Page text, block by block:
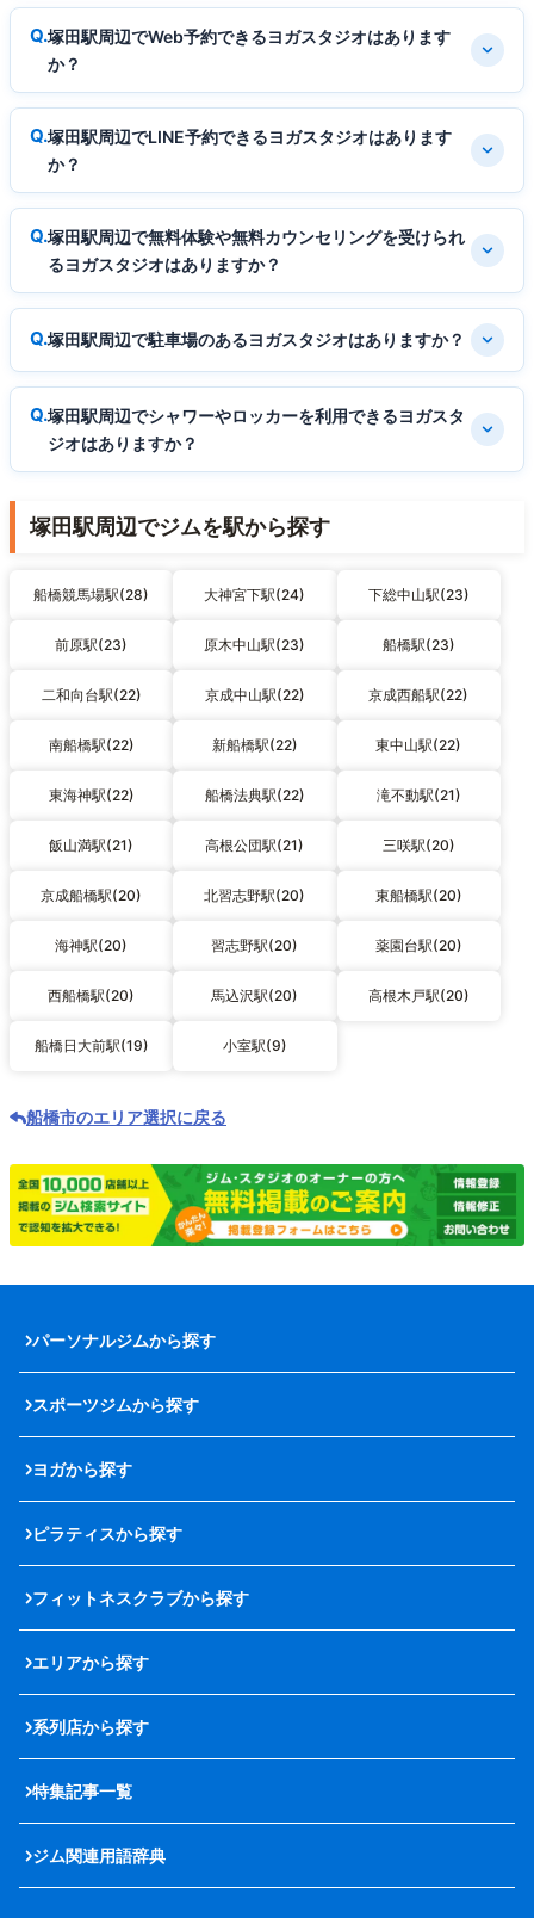
塚田駅周辺でWeb予約できるヨガスタジオはあります
か？
塚田駅周辺でLINE予約できるヨガスタジオはあります
か？
塚田駅周辺で無料体験や無料カウンセリングを受けられ
るヨガスタジオはありますか？
塚田駅周辺で駐車場のあるヨガスタジオはありますか？
塚田駅周辺でシャワーやロッカーを利用できるヨガスタ
ジオはありますか？
塚田駅周辺でジムを駅から探す
船橋競馬場駅(28) 大神宮下駅(24) 下総中山駅(23)
前原駅(23) 原木中山駅(23) 船橋駅(23)
二和向台駅(22) 京成中山駅(22) 京成西船駅(22)
南船橋駅(22) 新船橋駅(22) 東中山駅(22)
東海神駅(22) 船橋法典駅(22) 滝不動駅(21)
飯山満駅(21) 高根公団駅(21) 三咲駅(20)
京成船橋駅(20) 北習志野駅(20) 東船橋駅(20)
海神駅(20) 習志野駅(20) 薬園台駅(20)
西船橋駅(20) 馬込沢駅(20) 高根木戸駅(20)
船橋日大前駅(19) 小室駅(9)
船橋市のエリア選択に戻る
パーソナルジムから探す
スポーツジムから探す
ヨガから探す
ピラティスから探す
フィットネスクラブから探す
エリアから探す
系列店から探す
特集記事一覧
ジム関連用語辞典